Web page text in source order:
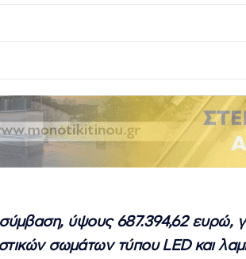
ύψους 687.394,62 ευρώ,
σωμάτων τύπου LED και